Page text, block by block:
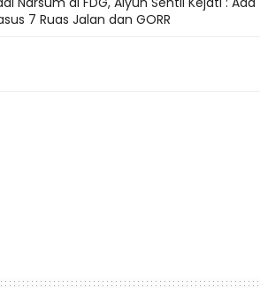
7 Ruas Jalan dan GORR